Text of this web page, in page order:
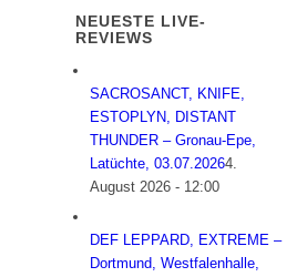
NEUESTE LIVE-
REVIEWS
SACROSANCT, KNIFE,
ESTOPLYN, DISTANT
THUNDER – Gronau-Epe,
Latüchte, 03.07.20264.
August 2026 - 12:00
DEF LEPPARD, EXTREME –
Dortmund, Westfalenhalle,